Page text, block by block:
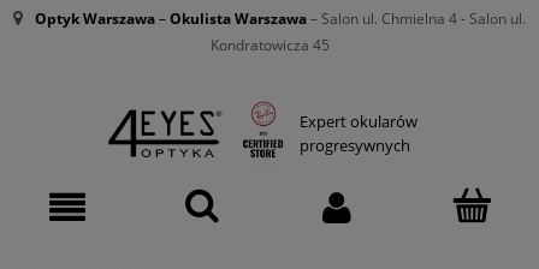
Optyk Warszawa–Okulista Warszawa– Salon ul. Chmielna 4 - Salon ul.
Kondratowicza 45
Expert okularów
progresywnych